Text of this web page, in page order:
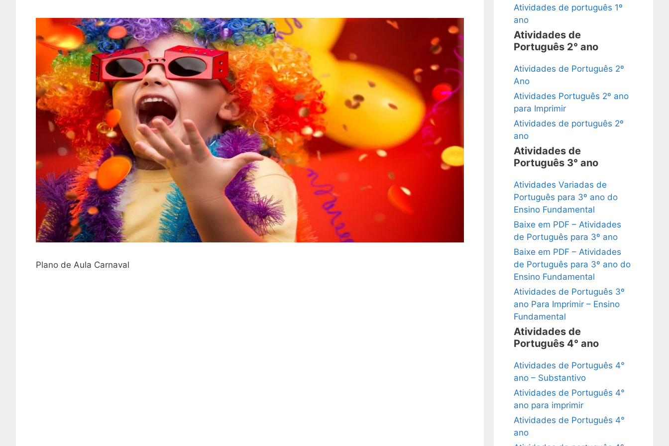
Plano de Aula Carnaval
Atividades de português 1º
ano
Atividades de
Português 2° ano
Atividades de Português 2º
Ano
Atividades Português 2º ano
para Imprimir
Atividades de português 2º
ano
Atividades de
Português 3° ano
Atividades Variadas de
Português para 3º ano do
Ensino Fundamental
Baixe em PDF – Atividades
de Português para 3º ano
Baixe em PDF – Atividades
de Português para 3º ano do
Ensino Fundamental
Atividades de Português 3º
ano Para Imprimir – Ensino
Fundamental
Atividades de
Português 4° ano
Atividades de Português 4°
ano – Substantivo
Atividades de Português 4°
ano para imprimir
Atividades de Português 4°
ano